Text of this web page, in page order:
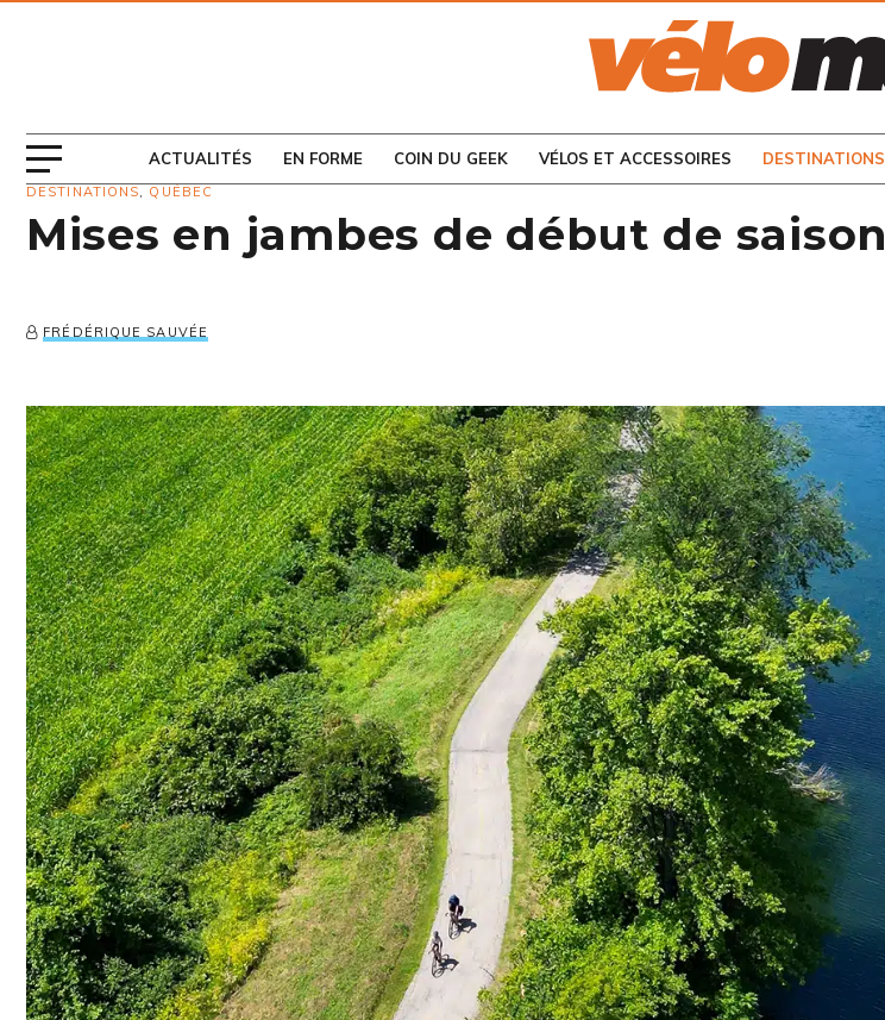
ACTUALITÉS EN FORME COIN DU GEEK VÉLOS ET ACCESSOIRES DESTINATIONS
CONSULTEZ LES
DESTINATIONS, QUÉBEC
Mises en jambes de début de saison
FRÉDÉRIQUE SAUVÉE